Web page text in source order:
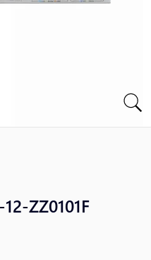
ZZ0101F